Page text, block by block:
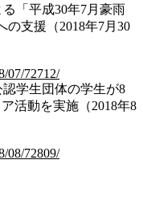
「平成30年7月豪雨
の支援（2018年7月30
07/72712/
学生団体の学生が8
活動を実施（2018年8
08/72809/